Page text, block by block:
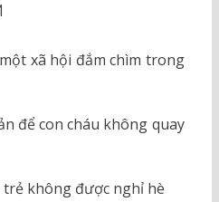
xã hội đắm chìm trong
để con cháu không quay
không được nghỉ hè